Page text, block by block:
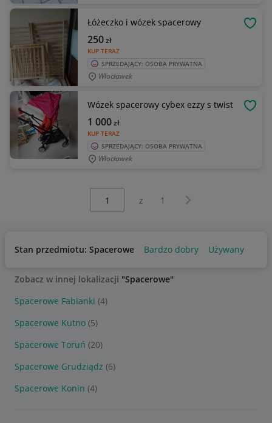
Łóżeczko i wózek spacerowy
KUP TERAZ
250zł
SPRZEDAJĄCY: OSOBA PRYWATNA
Włocławek
Wózek spacerowy cybex ezzy s twist
KUP TERAZ
1 000zł
SPRZEDAJĄCY: OSOBA PRYWATNA
Włocławek
z 1 Następna strona
Stan przedmiotu: Spacerowe Bardzo dobry Używany
Zobacz w innej lokalizacji "Spacerowe"
Spacerowe Fabianki (4)
Spacerowe Kutno (5)
Spacerowe Toruń (20)
Spacerowe Grudziądz (6)
Spacerowe Konin (4)